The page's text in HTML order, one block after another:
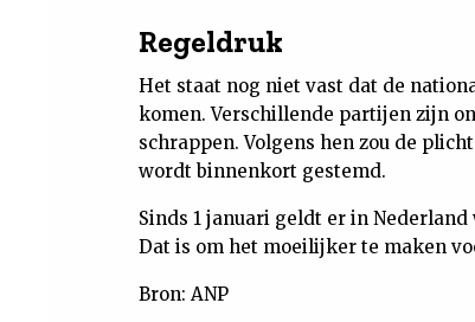
Regeldruk
Het staat nog niet vast dat de
komen. Verschillende partijen zijn
schrappen. Volgens hen zou de
wordt binnenkort gestemd.
Sinds 1 januari geldt er in
Dat is om het moeilijker te maken
Bron: ANP